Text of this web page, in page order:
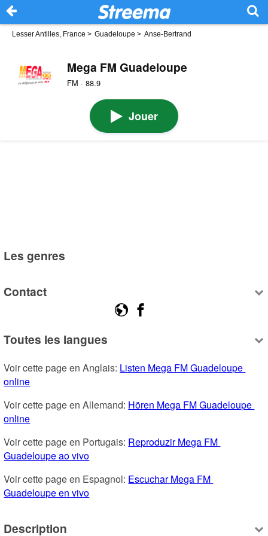
Lesser Antilles, France > Guadeloupe > Anse-Bertrand
Mega FM Guadeloupe
FM · 88.9
Jouer
Les genres
Contact
Toutes les langues
Voir cette page en Anglais: Listen Mega FM Guadeloupe
online
Voir cette page en Allemand: Hören Mega FM Guadeloupe
online
Voir cette page en Portugais: Reproduzir Mega FM
Guadeloupe ao vivo
Voir cette page en Espagnol: Escuchar Mega FM
Guadeloupe en vivo
Description